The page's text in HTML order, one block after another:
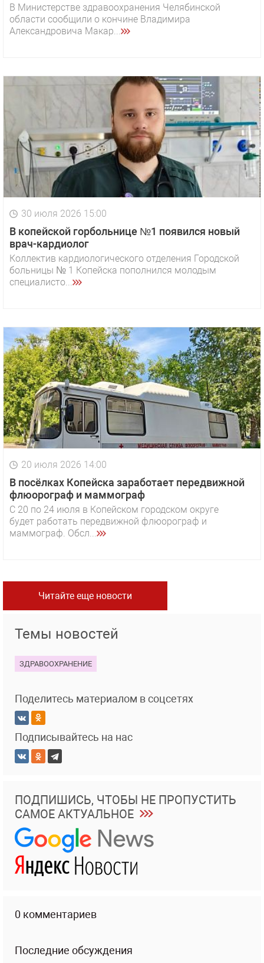
В Министерстве здравоохранения Челябинской
области сообщили о кончине Владимира
Александровича Макар...
30 июля 2026 15:00
В копейской горбольнице №1 появился новый
врач-кардиолог
Коллектив кардиологического отделения Городской
больницы № 1 Копейска пополнился молодым
специалисто...
20 июля 2026 14:00
В посёлках Копейска заработает передвижной
флюорограф и маммограф
С 20 по 24 июля в Копейском городском округе
будет работать передвижной флюорограф и
маммограф. Обсл...
Читайте еще новости
Темы новостей
ЗДРАВООХРАНЕНИЕ
Поделитесь материалом в соцсетях
Подписывайтесь на нас
ПОДПИШИСЬ, ЧТОБЫ НЕ ПРОПУСТИТЬ
САМОЕ АКТУАЛЬНОЕ
0 комментариев
Последние обсуждения